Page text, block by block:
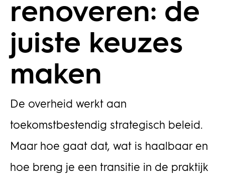
renoveren: de
juiste keuzes
maken
De overheid werkt aan
toekomstbestendig strategisch beleid.
Maar hoe gaat dat, wat is haalbaar en
hoe breng je een transitie in de praktijk